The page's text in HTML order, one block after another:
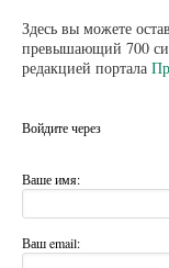
Здесь вы можете
превышающий 700
редакцией портала
Войдите через
Ваше имя:
Ваш email: